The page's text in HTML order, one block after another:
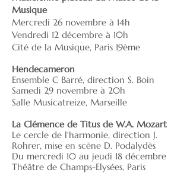
Musique
Mercredi 26 novembre à 14h
Vendredi 12 décembre à 10h
Cité de la Musique, Paris 19ème
Hendecameron
Ensemble C Barré, direction S. Boin
Samedi 29 novembre à 20h
Salle Musicatreize, Marseille
La Clémence de Titus de W.A. Mozart
Le cercle de l'harmonie, direction J.
Rohrer, mise en scène D. Podalydès
Du mercredi 10 au jeudi 18 décembre
Théâtre de Champs-Elysées, Paris